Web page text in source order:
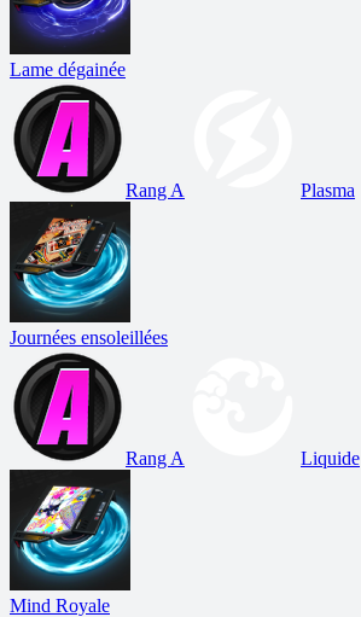
Lame dégainée
Rang A Plasma
Journées ensoleillées
Rang A Liquide
Mind Royale